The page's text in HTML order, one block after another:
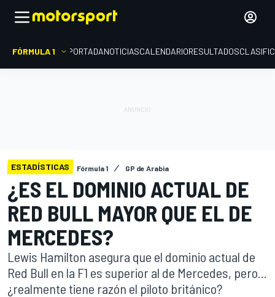
FÓRMULA 1 PORTADANOTICIASCALENDARIORESULTADOS
ESTADÍSTICAS Fórmula 1 GP de Arabia
¿ES EL DOMINIO ACTUAL DE
RED BULL MAYOR QUE EL DE
MERCEDES?
Lewis Hamilton asegura que el dominio actual de
Red Bull en la F1 es superior al de Mercedes, pero...
¿realmente tiene razón el piloto británico?